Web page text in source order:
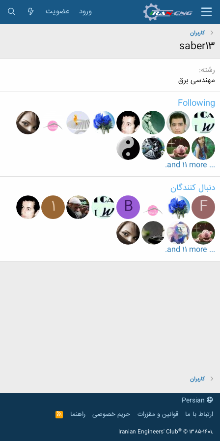
ورود عضویت
کاربران
saber13
رشته
مهندسی برق
Following
... and 11 more.
دنبال کنندگان
F
B
1
... and 11 more.
کاربران
ارتباط با ما
قوانین و مقرّرات حریم خصوصی راهنما
R
S
Iranian Engineers' Club® © 1385-1401.